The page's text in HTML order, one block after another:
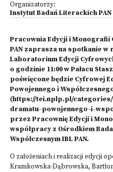
Organizatorzy:
Instytut Badań Literackich PAN
Pracownia Edycji i Monografii
PAN zaprasza na spotkanie w
Laboratorium Edycji
o godzinie 11:00 w Pałacu
poświęcone będzie Cyfrowej
Powojennego i
(https://tei.nplp.pl/
dramatu-powojennego-i-
przez Pracownię Edycji i
współpracy z Ośrodkiem
Współczesnym IBL PAN.
O założeniach i realizacji edycji
Kramkowska-Dąbrowska,